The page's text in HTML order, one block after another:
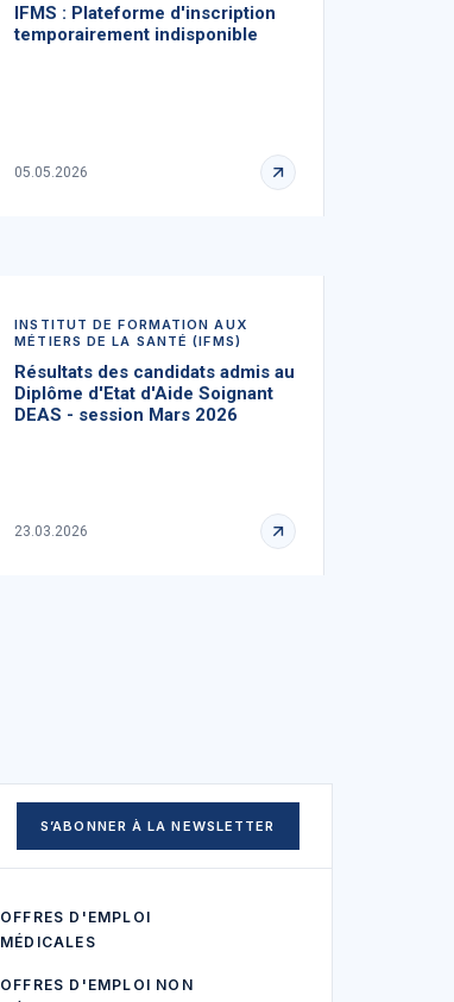
IFMS : Plateforme d'inscription
temporairement indisponible
05.05.2026
INSTITUT DE FORMATION AUX
MÉTIERS DE LA SANTÉ (IFMS)
Résultats des candidats admis au
Diplôme d'Etat d'Aide Soignant
DEAS - session Mars 2026
23.03.2026
S’ABONNER À LA NEWSLETTER
OFFRES D'EMPLOI
MÉDICALES
OFFRES D'EMPLOI NON